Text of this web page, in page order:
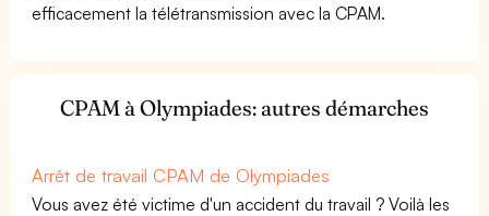
efficacement la télétransmission avec la CPAM.
CPAM à Olympiades: autres démarches
Arrêt de travail CPAM de Olympiades
Vous avez été victime d'un accident du travail ? Voilà les